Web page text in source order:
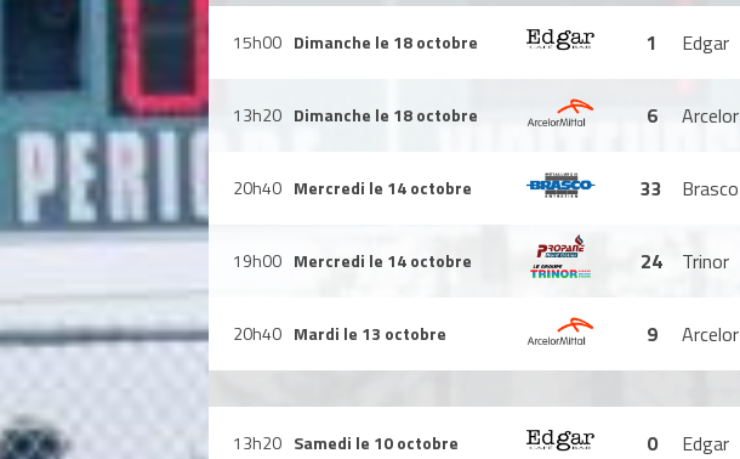
15h00 Dimanche le 18 octobre 1 Edgar
13h20 Dimanche le 18 octobre 6 Arcelor
20h40 Mercredi le 14 octobre 33 Brasco
19h00 Mercredi le 14 octobre 24 Trinor
20h40 Mardi le 13 octobre 9 Arcelor
13h20 Samedi le 10 octobre 0 Edgar